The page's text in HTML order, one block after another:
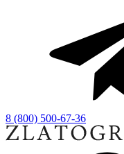
8 (800) 500-67-36